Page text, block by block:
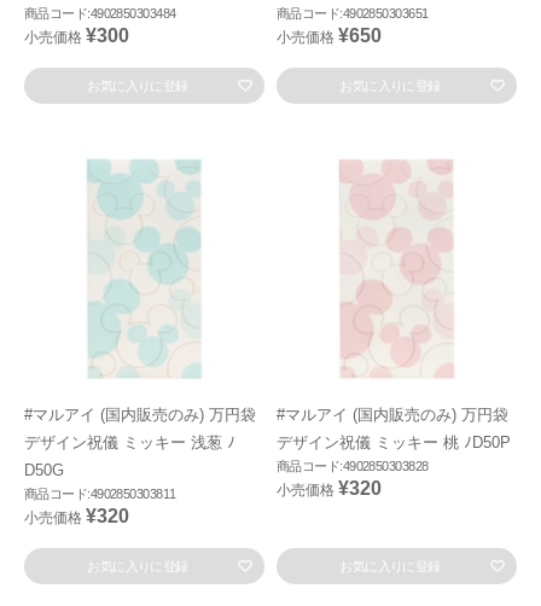
商品コード:4902850303484
小売価格 ¥300
お気に入りに登録
商品コード:4902850303651
小売価格 ¥650
お気に入りに登録
#マルアイ (国内販売のみ) 万円袋
デザイン祝儀 ミッキー 浅葱 ﾉ
D50G
商品コード:4902850303811
小売価格 ¥320
お気に入りに登録
#マルアイ (国内販売のみ) 万円袋
デザイン祝儀 ミッキー 桃 ﾉD50P
商品コード:4902850303828
小売価格 ¥320
お気に入りに登録